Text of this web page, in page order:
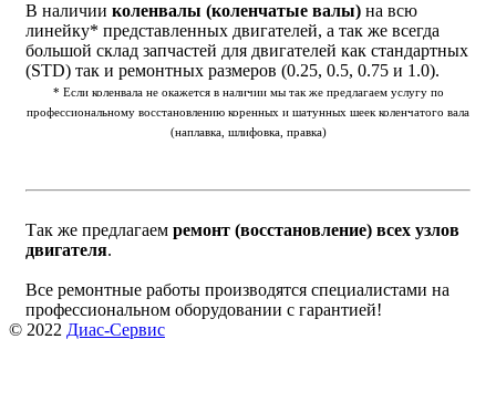
В наличии коленвалы (коленчатые валы) на всю
линейку* представленных двигателей, а так же всегда
большой склад запчастей для двигателей как стандартных
(STD) так и ремонтных размеров (0.25, 0.5, 0.75 и 1.0).
* Если коленвала не окажется в наличии мы так же предлагаем услугу по
профессиональному восстановлению коренных и шатунных шеек коленчатого вала
(наплавка, шлифовка, правка)
Так же предлагаем ремонт (восстановление) всех узлов
двигателя.
Все ремонтные работы производятся специалистами на
профессиональном оборудовании с гарантией!
© 2022 Диас-Сервис